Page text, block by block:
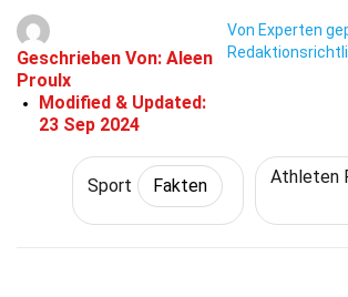
Geschrieben Von: Aleen
Proulx
Modified & Updated:
23 Sep 2024
Von Experten
Sport Fakten Athleten